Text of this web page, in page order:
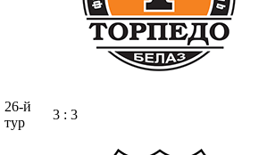
26-й
тур
3 : 3